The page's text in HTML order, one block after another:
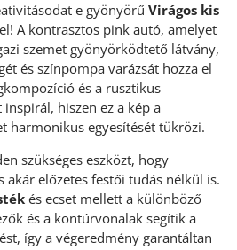
e gyönyörű Virágos kis
A kontrasztos pink autó, amelyet
szemet gyönyörködtető látvány,
és színpompa varázsát hozza el
és a rusztikus
hiszen ez a kép a
harmonikus egyesítését tükrözi.
szükséges eszközt, hogy
akár előzetes festői tudás nélkül is.
és ecset mellett a különböző
és a kontúrvonalak segítik a
így a végeredmény garantáltan